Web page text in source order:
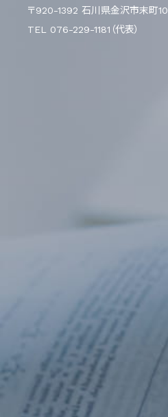
〒920-1392 石川県金沢市末町10
TEL 076-229-1181（代表）